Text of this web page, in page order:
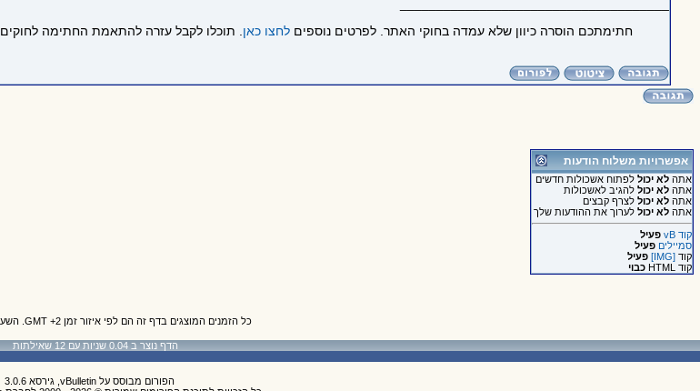
חתימתכם הוסרה כיוון שלא עמדה בחוקי האתר. לפרטים נוספים לחצו כאן . תוכלו לקבל עזרה להתאמת החתימה לחוקים
אפשרויות משלוח הודעות
אתה לא יכוללפתוח אשכולות חדשים
אתה לא יכוללהגיב לאשכולות
אתה לא יכוללצרף קבצים
אתה לא יכוללערוך את ההודעות שלך
קוד vB
פעיל
סמיילים פעיל
קוד [IMG]
פעיל
קוד HTML
כבוי
כל הזמנים המוצגים בדף זה הם לפי איזור זמן GMT +2. השעה כעת היא
הדף נוצר ב 0.04 שניות עם 12 שאילתות
הפורום מבוסס על vBulletin, גירסא 3.0.6